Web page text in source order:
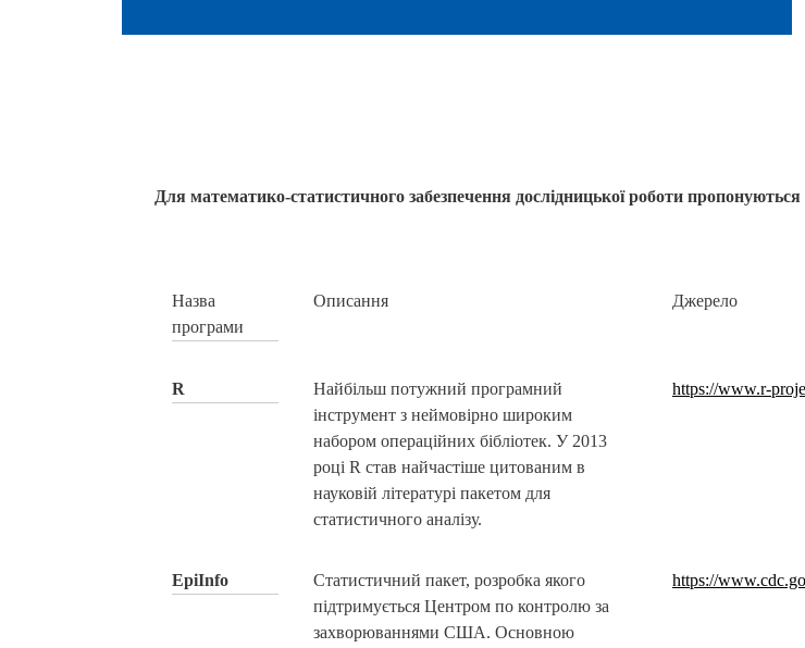
Для математико-статистичного забезпечення дослідницької роботи
Назва
програми
Описання Джерело
R
Найбільш потужний програмний
інструмент з неймовірно широким
набором операційних бібліотек. У 2013
році R став найчастіше цитованим в
науковій літературі пакетом для
статистичного аналізу.
https://www.r-
EpiInfo
Статистичний пакет, розробка якого
підтримується Центром по контролю за
захворюваннями США. Основною
https://